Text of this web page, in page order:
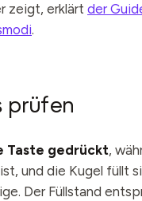
zeigt, erklärt der
.
prüfen
Taste gedrückt,
und die Kugel füllt
Der Füllstand